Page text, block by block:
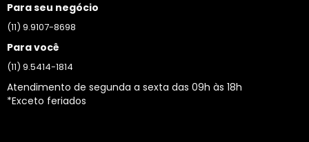
Para seu negócio
(11) 9.9107-8698
Para você
(11) 9.5414-1814
Atendimento de segunda a sexta das 09h às 18h
*Exceto feriados